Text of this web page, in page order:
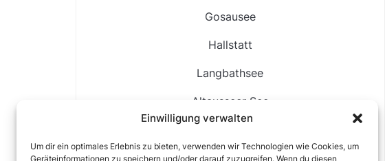
Einwilligung verwalten
Um dir ein optimales Erlebnis zu bieten, verwenden wir Technologien wie Cookies, um
Geräteinformationen zu speichern und/oder darauf zuzugreifen. Wenn du diesen
Gosausee
Hallstatt
Langbathsee
Altausseer See